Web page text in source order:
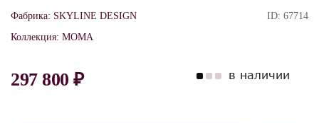
Фабрика: SKYLINE DESIGN
Коллекция: MOMA
ID: 67714
297 800 ₽ в наличии